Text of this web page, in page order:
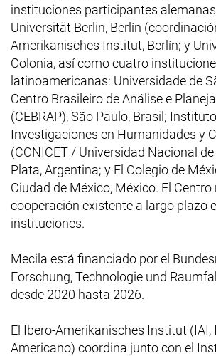
instituciones participantes
Universität Berlin, Berlín
Amerikanisches Institut, Berlín; y
Colonia, así como cuatro
latinoamericanas: Universidade de
Centro Brasileiro de Análise e
(CEBRAP),São Paulo, Brasil ;
Investigaciones en Humanidades y
(CONICET / Universidad Nacional
Plata, Argentina; y El Colegio de
Ciudad de México, México. El Centro
cooperación existente a largo plazo
instituciones.
Mecila está financiado por el
Forschung, Technologie und
desde 2020 hasta 2026.
El Ibero-Amerikanisches Institut (IAI,
Americano) coordina junto con el